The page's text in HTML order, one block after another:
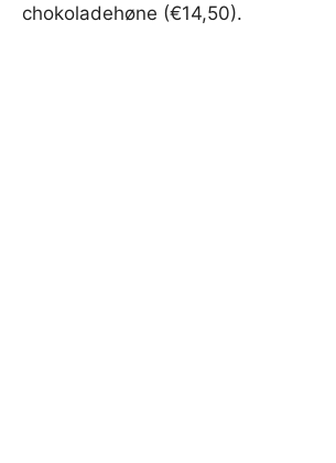
chokoladehøne (€14,50).